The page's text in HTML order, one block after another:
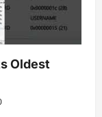
Oldest